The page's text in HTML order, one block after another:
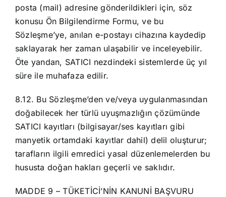
posta (mail) adresine gönderildikleri için, söz
konusu Ön Bilgilendirme Formu, ve bu
Sözleşme’ye, anılan e-postayı cihazına kaydedip
saklayarak her zaman ulaşabilir ve inceleyebilir.
Öte yandan, SATICI nezdindeki sistemlerde üç yıl
süre ile muhafaza edilir.
8.12. Bu Sözleşme’den ve/veya uygulanmasından
doğabilecek her türlü uyuşmazlığın çözümünde
SATICI kayıtları (bilgisayar/ses kayıtları gibi
manyetik ortamdaki kayıtlar dahil) delil oluşturur;
tarafların ilgili emredici yasal düzenlemelerden bu
hususta doğan hakları geçerli ve saklıdır.
MADDE 9 – TÜKETİCİ’NİN KANUNİ BAŞVURU